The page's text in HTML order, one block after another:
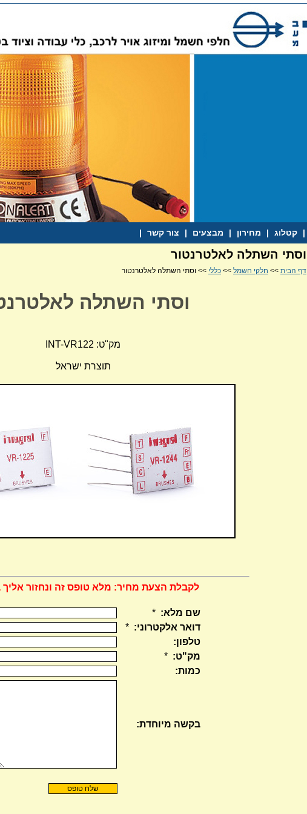
| קטלוג | מחירון | מבצעים | צור קשר |
וסתי השתלה לאלטרנטור
דף הבית >> חלקי חשמל >> כללי >> וסתי השתלה לאלטרנטור
וסתי השתלה
מק"ט: INT-VR122
תוצרת ישראל
לקבלת הצעת מחיר: מלא טופס זה ונחזור